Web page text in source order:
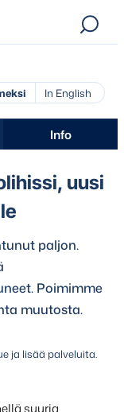
In English
Info
uusi
paljon.
Poimimme
muutosta.
ja lisää palveluita.
suuria